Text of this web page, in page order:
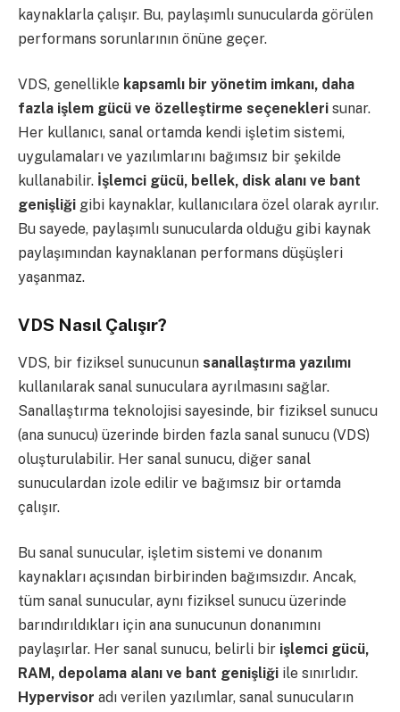
kaynaklarla çalışır. Bu, paylaşımlı sunucularda görülen
performans sorunlarının önüne geçer.
VDS, genellikle kapsamlı bir yönetim imkanı, daha
fazla işlem gücü ve özelleştirme seçenekleri sunar.
Her kullanıcı, sanal ortamda kendi işletim sistemi,
uygulamaları ve yazılımlarını bağımsız bir şekilde
kullanabilir. İşlemci gücü, bellek, disk alanı ve bant
genişliği gibi kaynaklar, kullanıcılara özel olarak ayrılır.
Bu sayede, paylaşımlı sunucularda olduğu gibi kaynak
paylaşımından kaynaklanan performans düşüşleri
yaşanmaz.
VDS Nasıl Çalışır?
VDS, bir fiziksel sunucunun sanallaştırma yazılımı
kullanılarak sanal sunuculara ayrılmasını sağlar.
Sanallaştırma teknolojisi sayesinde, bir fiziksel sunucu
(ana sunucu) üzerinde birden fazla sanal sunucu (VDS)
oluşturulabilir. Her sanal sunucu, diğer sanal
sunuculardan izole edilir ve bağımsız bir ortamda
çalışır.
Bu sanal sunucular, işletim sistemi ve donanım
kaynakları açısından birbirinden bağımsızdır. Ancak,
tüm sanal sunucular, aynı fiziksel sunucu üzerinde
barındırıldıkları için ana sunucunun donanımını
paylaşırlar. Her sanal sunucu, belirli bir işlemci gücü,
RAM, depolama alanı ve bant genişliği ile sınırlıdır.
Hypervisor adı verilen yazılımlar, sanal sunucuların